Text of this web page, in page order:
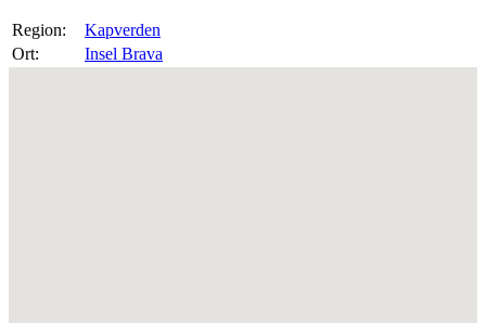
Region:
Kapverden
Ort:
Insel Brava